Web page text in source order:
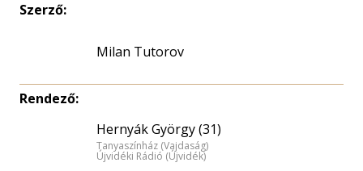
Szerző:
Milan Tutorov
Rendező:
Hernyák György (31)
Tanyaszínház (Vajdaság)
Újvidéki Rádió (Újvidék)